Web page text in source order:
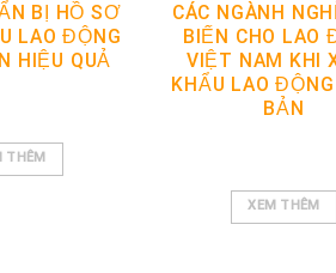
BỊ HỒ SƠ
LAO ĐỘNG
HIỆU QUẢ
THÊM
CÁC NGÀNH
BIẾN CHO LAO
VIỆT NAM KHI
KHẨU LAO
BẢN
XEM THÊM